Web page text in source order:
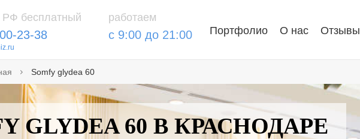
РФ бесплатный
23-38
работаем
с 9:00 до 21:00 Портфолио О нас Отзывы
Somfy glydea 60
GLYDEA 60 В КРАСНОДАРЕ